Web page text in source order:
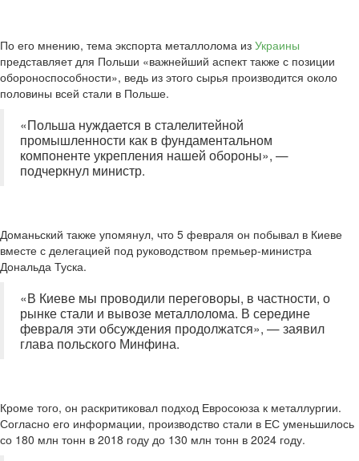
По его мнению, тема экспорта металлолома из Украины
представляет для Польши «важнейший аспект также с позиции
обороноспособности», ведь из этого сырья производится около
половины всей стали в Польше.
«Польша нуждается в сталелитейной
промышленности как в фундаментальном
компоненте укрепления нашей обороны», —
подчеркнул министр.
Доманьский также упомянул, что 5 февраля он побывал в Киеве
вместе с делегацией под руководством премьер-министра
Дональда Туска.
«В Киеве мы проводили переговоры, в частности, о
рынке стали и вывозе металлолома. В середине
февраля эти обсуждения продолжатся», — заявил
глава польского Минфина.
Кроме того, он раскритиковал подход Евросоюза к металлургии.
Согласно его информации, производство стали в ЕС уменьшилось
со 180 млн тонн в 2018 году до 130 млн тонн в 2024 году.